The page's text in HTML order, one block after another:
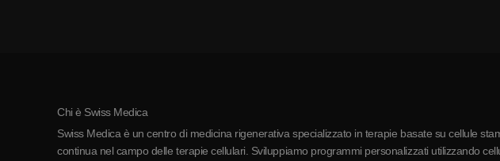
Chi è Swiss Medica
Swiss Medica è un centro di medicina rigenerativa specializzato in terapie basate su cellule
continua nel campo delle terapie cellulari. Sviluppiamo programmi personalizzati utilizzando